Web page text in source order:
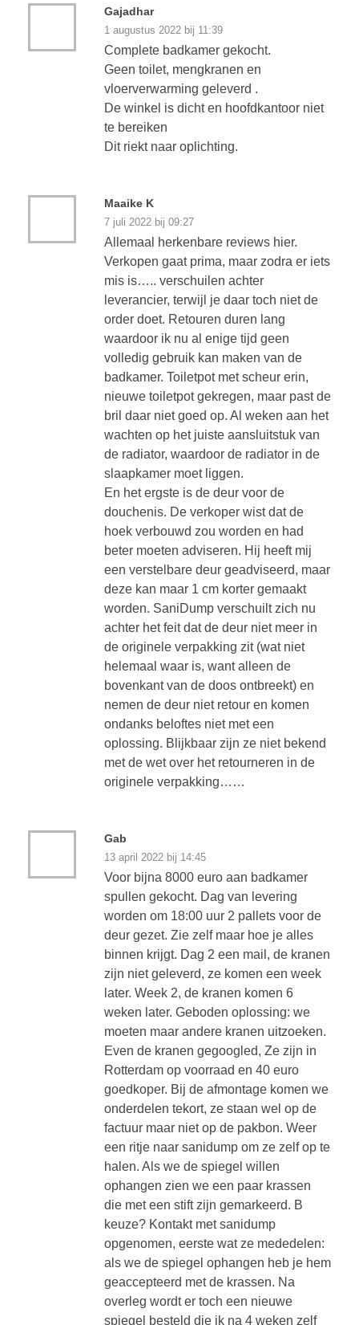
Gajadhar
1 augustus 2022 bij 11:39
Complete badkamer gekocht.
Geen toilet, mengkranen en
vloerverwarming geleverd .
De winkel is dicht en hoofdkantoor niet
te bereiken
Dit riekt naar oplichting.
Maaike K
7 juli 2022 bij 09:27
Allemaal herkenbare reviews hier.
Verkopen gaat prima, maar zodra er iets
mis is….. verschuilen achter
leverancier, terwijl je daar toch niet de
order doet. Retouren duren lang
waardoor ik nu al enige tijd geen
volledig gebruik kan maken van de
badkamer. Toiletpot met scheur erin,
nieuwe toiletpot gekregen, maar past de
bril daar niet goed op. Al weken aan het
wachten op het juiste aansluitstuk van
de radiator, waardoor de radiator in de
slaapkamer moet liggen.
En het ergste is de deur voor de
douchenis. De verkoper wist dat de
hoek verbouwd zou worden en had
beter moeten adviseren. Hij heeft mij
een verstelbare deur geadviseerd, maar
deze kan maar 1 cm korter gemaakt
worden. SaniDump verschuilt zich nu
achter het feit dat de deur niet meer in
de originele verpakking zit (wat niet
helemaal waar is, want alleen de
bovenkant van de doos ontbreekt) en
nemen de deur niet retour en komen
ondanks beloftes niet met een
oplossing. Blijkbaar zijn ze niet bekend
met de wet over het retourneren in de
originele verpakking……
Gab
13 april 2022 bij 14:45
Voor bijna 8000 euro aan badkamer
spullen gekocht. Dag van levering
worden om 18:00 uur 2 pallets voor de
deur gezet. Zie zelf maar hoe je alles
binnen krijgt. Dag 2 een mail, de kranen
zijn niet geleverd, ze komen een week
later. Week 2, de kranen komen 6
weken later. Geboden oplossing: we
moeten maar andere kranen uitzoeken.
Even de kranen gegoogled, Ze zijn in
Rotterdam op voorraad en 40 euro
goedkoper. Bij de afmontage komen we
onderdelen tekort, ze staan wel op de
factuur maar niet op de pakbon. Weer
een ritje naar sanidump om ze zelf op te
halen. Als we de spiegel willen
ophangen zien we een paar krassen
die met een stift zijn gemarkeerd. B
keuze? Kontakt met sanidump
opgenomen, eerste wat ze mededelen:
als we de spiegel ophangen heb je hem
geaccepteerd met de krassen. Na
overleg wordt er toch een nieuwe
spiegel besteld die ik na 4 weken zelf